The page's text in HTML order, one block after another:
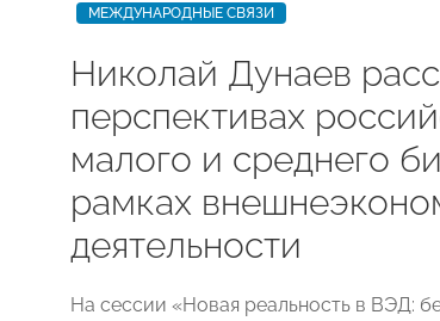
МЕЖДУНАРОДНЫЕ СВЯЗИ
Николай Дунаев
перспективах
малого и среднего
рамках
деятельности
На сессии «Новая реальность в ВЭД: